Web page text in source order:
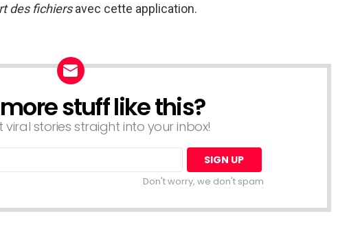
des fichiersavec cette application.
stuff like this?
viral stories straight into your inbox!
Don't worry, we don't spam